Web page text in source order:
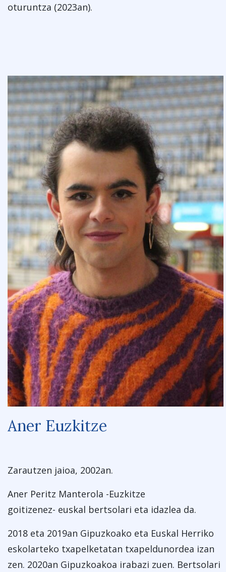
oturuntza (2023an).
Aner Euzkitze
Zarautzen jaioa, 2002an.
Aner Peritz Manterola -Euzkitze
goitizenez- euskal bertsolari eta idazlea da.
2018 eta 2019an Gipuzkoako eta Euskal Herriko
eskolarteko txapelketatan txapeldunordea izan
zen. 2020an Gipuzkoakoa irabazi zuen. Bertsolari